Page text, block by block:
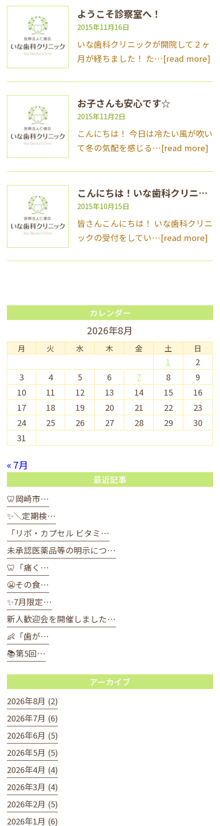
ようこそ診察室へ！
2015年11月16日
いな歯科クリニックが開院して２ヶ
月が経ちました！ た…[read more]
お子さんも安心です☆
2015年11月2日
こんにちは！ 今日は冷たい風が吹い
て冬の気配を感じる…[read more]
こんにちは！いな歯科クリニックです！
2015年10月15日
皆さんこんにちは！ いな歯科クリニ
ックの受付をしてい…[read more]
カレンダー
2026年8月
月 火 水 木 金 土 日
1
2
3
4 5 6 7 8
9
10
11 12 13 14 15
16
17
18 19 20 21 22
23
24
25 26 27 28 29
30
31
« 7月
最近記事
🦷岡崎市…
✨＼定期検…
「リポ・カプセル ビタミ…
未承認医薬品等の明示につ…
🦷「痛く…
😬その食…
✨7月限定…
新人歓迎会を開催しました…
👶「歯が…
📚第5回…
アーカイブ
2026年8月 (2)
2026年7月 (6)
2026年6月 (5)
2026年5月 (5)
2026年4月 (4)
2026年3月 (4)
2026年2月 (5)
2026年1月 (6)